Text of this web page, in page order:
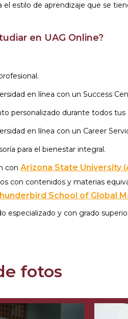
estilo de aprendizaje que se
en UAG Online?
en línea con un Success
personalizado durante todos tus
en línea con un Career
para el bienestar integral.
con Arizona State University
con contenidos y materias
School of Global
especializado y con grado
fotos